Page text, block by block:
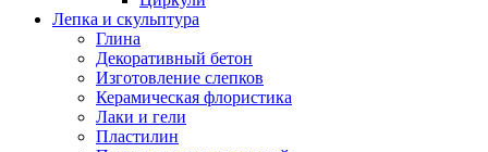
Лепка и скульптура
Глина
Декоративный бетон
Изготовление слепков
Керамическая флористика
Лаки и гели
Пластилин